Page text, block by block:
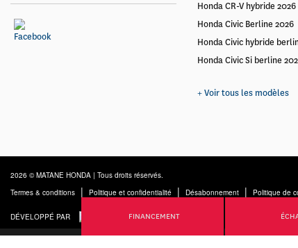
FINANCEMENT
Honda CR-V hybride 2026
Honda Civic Berline 2026
Honda Civic hybride
Honda Civic Si berline
+ Voir tous les modèles
2026 © MATANE HONDA | Tous droits réservés.
Termes & conditions
| Politique et confidentialité | Désabonnement | Politique de
DÉVELOPPÉ PAR